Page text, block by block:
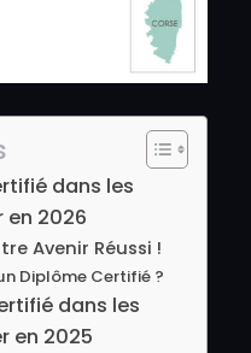
dans les
2026
Avenir Réussi !
Diplôme Certifié ?
dans les
en 2025